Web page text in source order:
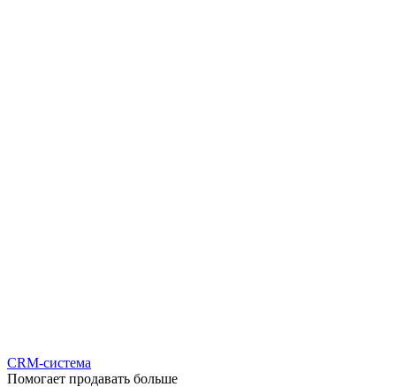
CRM-система
Помогает продавать больше